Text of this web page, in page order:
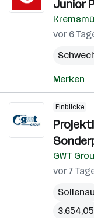
Junior
vor 6
Merken
Einblicke
GWT
vor 7
Sollenau